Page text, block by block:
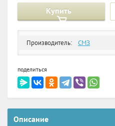
Купить
Производитель: СМЗ
поделиться
Описание